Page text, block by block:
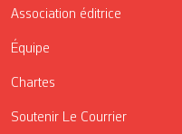
Association éditrice
Équipe
Chartes
Soutenir Le Courrier